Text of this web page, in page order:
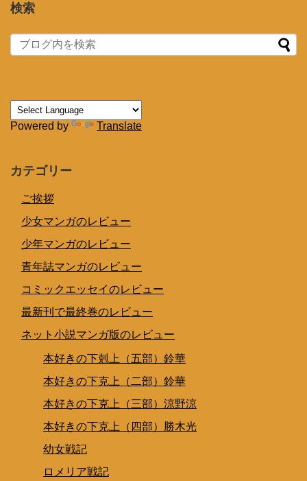
検索
Powered by Translate
カテゴリー
ご挨拶
少女マンガのレビュー
少年マンガのレビュー
青年誌マンガのレビュー
コミックエッセイのレビュー
最新刊で最終巻のレビュー
ネット小説マンガ版のレビュー
本好きの下剋上（五部）鈴華
本好きの下克上（二部）鈴華
本好きの下克上（三部）涼野涼
本好きの下克上（四部）勝木光
幼女戦記
ロメリア戦記